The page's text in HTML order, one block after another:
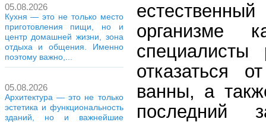
05.08.2026
Кухня — это не только место
приготовления пищи, но и
центр домашней жизни, зона
отдыха и общения. Именно
поэтому важно,...
05.08.2026
Архитектура — это не только
эстетика и функциональность
зданий, но и важнейшие
организме
специалисты
отказаться
ванны, а
последний